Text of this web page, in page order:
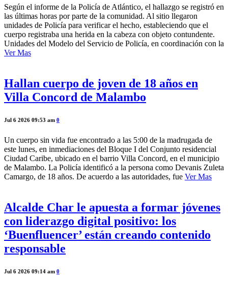
Según el informe de la Policía de Atlántico, el hallazgo se registró en
las últimas horas por parte de la comunidad. Al sitio llegaron
unidades de Policía para verificar el hecho, estableciendo que el
cuerpo registraba una herida en la cabeza con objeto contundente.
Unidades del Modelo del Servicio de Policía, en coordinación con la
Ver Mas
Hallan cuerpo de joven de 18 años en
Villa Concord de Malambo
Jul 6 2026 09:53 am 0
Un cuerpo sin vida fue encontrado a las 5:00 de la madrugada de
este lunes, en inmediaciones del Bloque I del Conjunto residencial
Ciudad Caribe, ubicado en el barrio Villa Concord, en el municipio
de Malambo. La Policía identificó a la persona como Devanis Zuleta
Camargo, de 18 años. De acuerdo a las autoridades, fue Ver Mas
Alcalde Char le apuesta a formar jóvenes
con liderazgo digital positivo: los
‘Buenfluencer’ están creando contenido
responsable
Jul 6 2026 09:14 am 0